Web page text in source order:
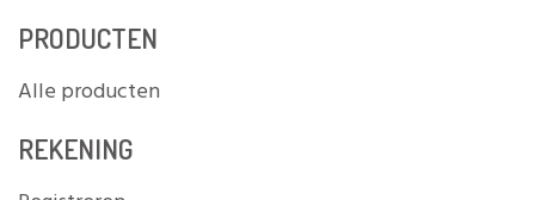
PRODUCTEN
Alle producten
REKENING